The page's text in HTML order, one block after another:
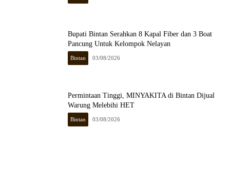
Bupati Bintan Serahkan 8 Kapal Fiber dan 3 Boat
Pancung Untuk Kelompok Nelayan
Bintan 03/08/2026
Permintaan Tinggi, MINYAKITA di Bintan Dijual
Warung Melebihi HET
Bintan 03/08/2026